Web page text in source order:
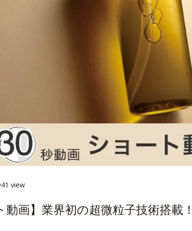
view
動画】業界初の超微粒子技術搭